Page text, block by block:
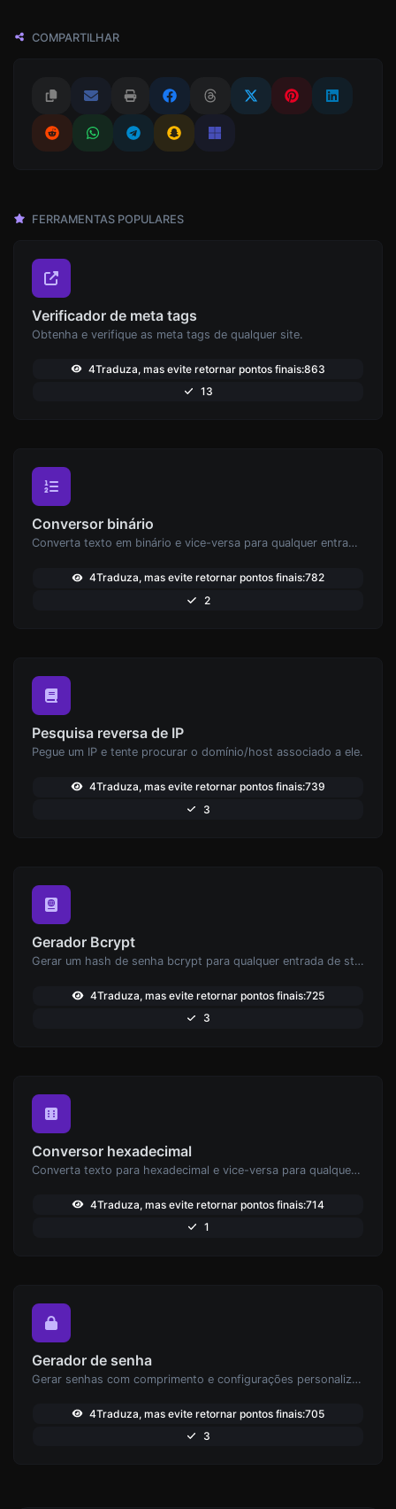
COMPARTILHAR
FERRAMENTAS POPULARES
Verificador de meta tags
Obtenha e verifique as meta tags de qualquer site.
4Traduza, mas evite retornar pontos finais:863
13
Conversor binário
Converta texto em binário e vice-versa para qualquer entrada de string.
4Traduza, mas evite retornar pontos finais:782
2
Pesquisa reversa de IP
Pegue um IP e tente procurar o domínio/host associado a ele.
4Traduza, mas evite retornar pontos finais:739
3
Gerador Bcrypt
Gerar um hash de senha bcrypt para qualquer entrada de string.
4Traduza, mas evite retornar pontos finais:725
3
Conversor hexadecimal
Converta texto para hexadecimal e vice-versa para qualquer entrada de string.
4Traduza, mas evite retornar pontos finais:714
1
Gerador de senha
Gerar senhas com comprimento e configurações personalizadas.
4Traduza, mas evite retornar pontos finais:705
3